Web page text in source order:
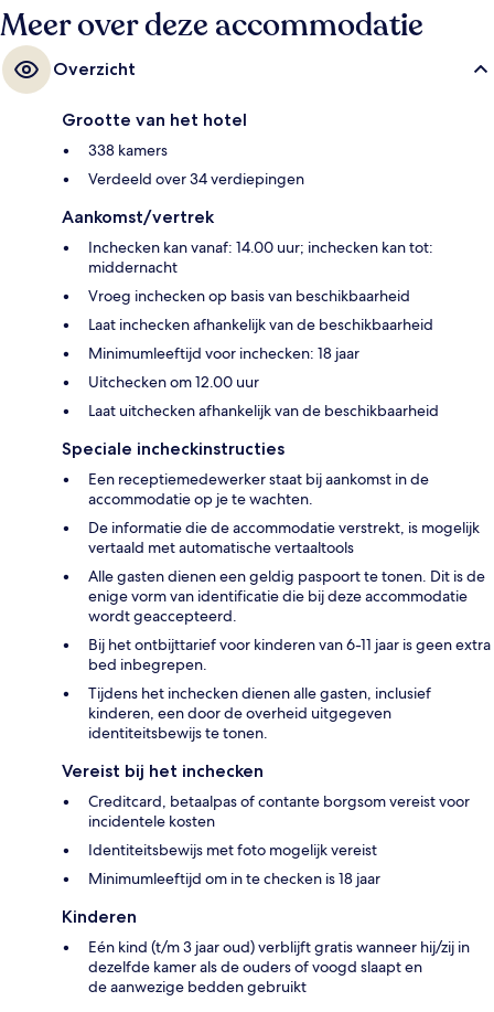
minuten naar Metrostation Asok BTS.
Meer over deze accommodatie
Overzicht
Grootte van het hotel
338 kamers
Verdeeld over 34 verdiepingen
Aankomst/vertrek
Inchecken kan vanaf: 14.00 uur; inchecken kan tot:
middernacht
Vroeg inchecken op basis van beschikbaarheid
Laat inchecken afhankelijk van de beschikbaarheid
Minimumleeftijd voor inchecken: 18 jaar
Uitchecken om 12.00 uur
Laat uitchecken afhankelijk van de beschikbaarheid
Speciale incheckinstructies
Een receptiemedewerker staat bij aankomst in de
accommodatie op je te wachten.
De informatie die de accommodatie verstrekt, is mogelijk
vertaald met automatische vertaaltools
Alle gasten dienen een geldig paspoort te tonen. Dit is de
enige vorm van identificatie die bij deze accommodatie
wordt geaccepteerd.
Bij het ontbijttarief voor kinderen van 6-11 jaar is geen extra
bed inbegrepen.
Tijdens het inchecken dienen alle gasten, inclusief
kinderen, een door de overheid uitgegeven
identiteitsbewijs te tonen.
Vereist bij het inchecken
Creditcard, betaalpas of contante borgsom vereist voor
incidentele kosten
Identiteitsbewijs met foto mogelijk vereist
Minimumleeftijd om in te checken is 18 jaar
Kinderen
Eén kind (t/m 3 jaar oud) verblijft gratis wanneer hij/zij in
dezelfde kamer als de ouders of voogd slaapt en
de aanwezige bedden gebruikt